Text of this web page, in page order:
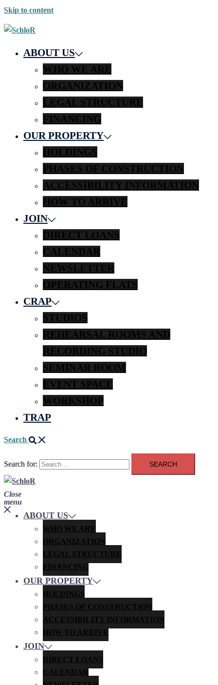
Skip to content
ABOUT US
WHO WE ARE
ORGANIZATION
LEGAL STRUCTURE
FINANCING
OUR PROPERTY
HOLDINGS
PHASES OF CONSTRUCTION
ACCESSIBILITY INFORMATION
HOW TO ARRIVE
JOIN
DIRECT LOANS
CALENDAR
NEWSLETTER
OPERATING FLATS
CRAP
STUDIOS
REHEARSAL ROOMS AND
RECORDING STUDIO
SEMINAR ROOM
EVENT SPACE
WORKSHOP
TRAP
Search
Search for:
Close
menu
ABOUT US
WHO WE ARE
ORGANIZATION
LEGAL STRUCTURE
FINANCING
OUR PROPERTY
HOLDINGS
PHASES OF CONSTRUCTION
ACCESSIBILITY INFORMATION
HOW TO ARRIVE
JOIN
DIRECT LOANS
CALENDAR